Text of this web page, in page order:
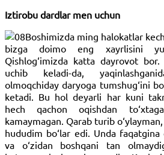
Iztirobu dardlar men uchun
Boshimizda ming halokatlar
bizga doimo eng xayrlisini
Qishlog‘imizda katta dayrovot
uchib keladi-da,
olmoqchiday daryoga tumshug‘ini
ketadi. Bu hol deyarli har kuni
hech qachon oqishdan
kamaymagan. Qarab turib
hududim bo‘lar edi. Unda
va o‘zidan boshqani tan